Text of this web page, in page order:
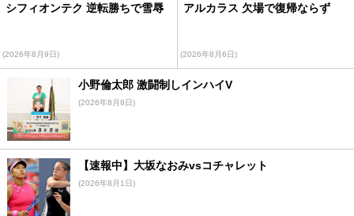
シフィオンテク 逆転勝ちで雪辱
(2026年8月9日)
アルカラス 欠場で復帰ならず
(2026年8月6日)
小野倫太郎 激闘制しインハイV
(2026年8月8日)
【速報中】大坂なおみvsコチャレット
(2026年8月1日)